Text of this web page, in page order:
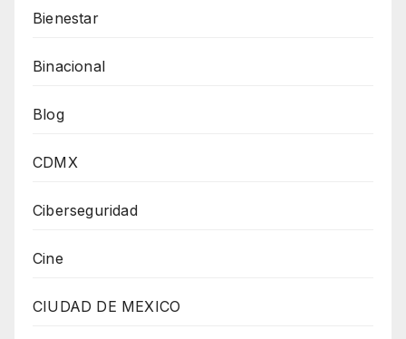
Bienestar
Binacional
Blog
CDMX
Ciberseguridad
Cine
CIUDAD DE MEXICO